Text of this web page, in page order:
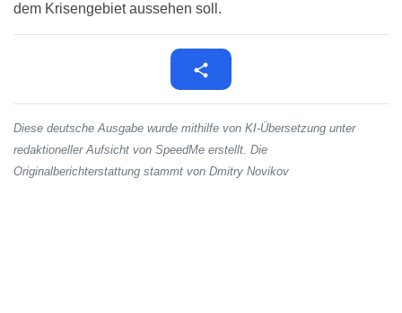
dem Krisengebiet aussehen soll.
Diese deutsche Ausgabe wurde mithilfe von KI-Übersetzung unter
redaktioneller Aufsicht von SpeedMe erstellt. Die
Originalberichterstattung stammt von Dmitry Novikov